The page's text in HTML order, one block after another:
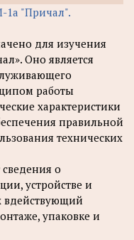
1а "Причал".
для изучения
Оно является
работы
характеристики
правильной
технических
о
устройстве и
вдействующий
упаковке и